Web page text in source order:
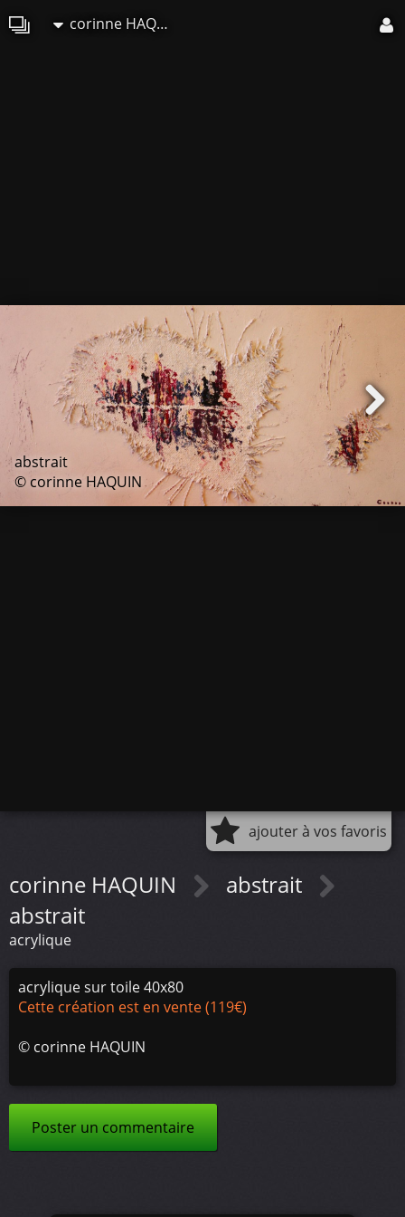
corinne HAQUIN
abstrait
© corinne HAQUIN
ajouter à vos favoris
corinne HAQUIN
abstrait
abstrait
acrylique
acrylique sur toile 40x80
Cette création est en vente (119€)
© corinne HAQUIN
Poster un commentaire